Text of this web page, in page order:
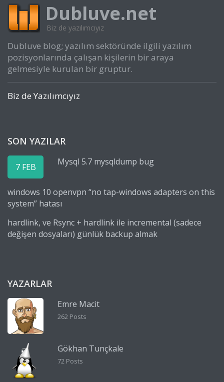
Dubluve.net
Biz de yazılımcıyız
Dubluve blog; yazılım sektöründe ilgili yazılım
pozisyonlarında çalışan kişilerin bir araya
gelmesiyle kurulan bir gruptur.
Biz de Yazılımcıyız
SON YAZILAR
7 FEB Mysql 5.7 mysqldump bug
windows 10 openvpn “no tap-windows adapters on this
system” hatası
hardlink, ve Rsync + hardlink ile incremental (sadece
değişen dosyaları) günlük backup almak
YAZARLAR
Emre Macit
262 Posts
Gökhan Tunçkale
72 Posts